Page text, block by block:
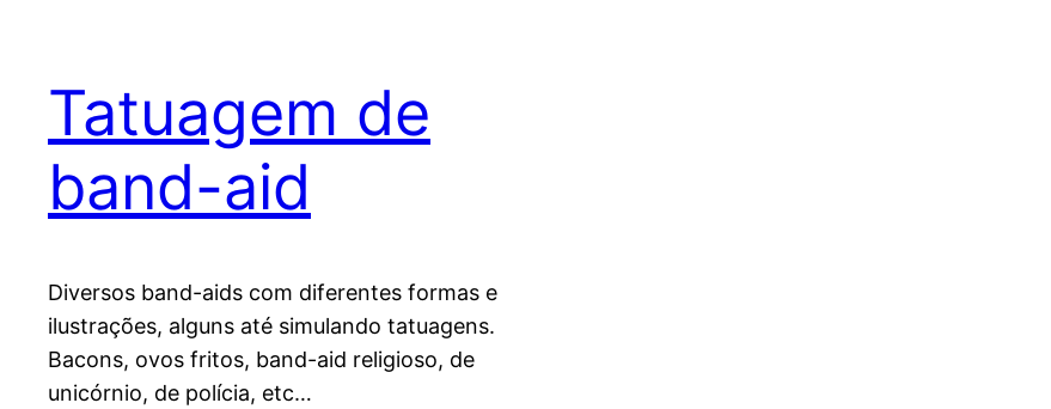
Tatuagem de
band-aid
Diversos band-aids com diferentes formas e
ilustrações, alguns até simulando tatuagens.
Bacons, ovos fritos, band-aid religioso, de
unicórnio, de polícia, etc…